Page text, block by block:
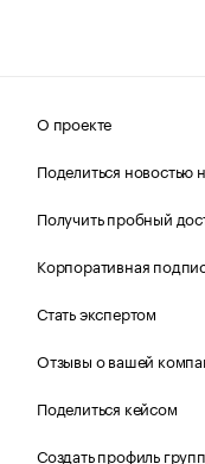
О проекте
Поделиться новостью
Получить пробный
Корпоративная
Стать экспертом
Отзывы о вашей
Поделиться кейсом
Создать профиль